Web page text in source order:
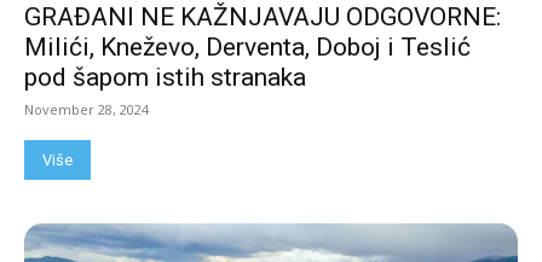
GRAĐANI NE KAŽNJAVAJU ODGOVORNE:
Milići, Kneževo, Derventa, Doboj i Teslić
pod šapom istih stranaka
November 28, 2024
Više